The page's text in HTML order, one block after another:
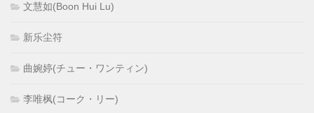
文慧如(Boon Hui Lu)
新乐尘符
曲婉婷(チュー・ワンティン)
李唯枫(コーク・リー)